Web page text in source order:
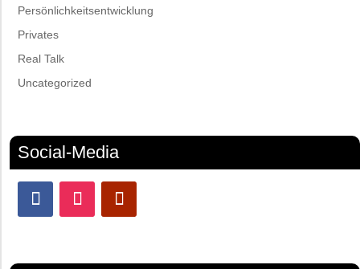
Persönlichkeitsentwicklung
Privates
Real Talk
Uncategorized
Social-Media